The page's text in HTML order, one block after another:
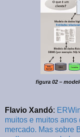
figura 02 –
Flavio Xandó:
muitos e muitos
mercado. Mas sobre